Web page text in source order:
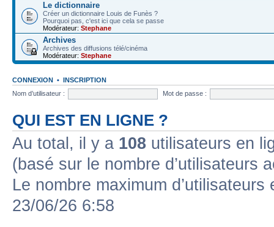
Le dictionnaire
Créer un dictionnaire Louis de Funès ?
Pourquoi pas, c'est ici que cela se passe
Modérateur: Stephane
Archives
Archives des diffusions télé/cinéma
Modérateur: Stephane
CONNEXION • INSCRIPTION
Nom d’utilisateur :
Mot de passe :
QUI EST EN LIGNE ?
Au total, il y a 108 utilisateurs en
(basé sur le nombre d’utilisateurs
Le nombre maximum
23/06/26 6:58